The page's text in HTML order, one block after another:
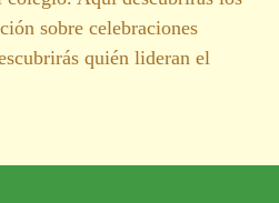
sobre celebraciones
quién lideran el